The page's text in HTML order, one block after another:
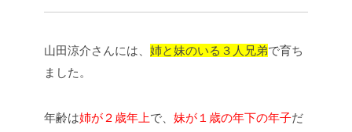
山田涼介さんには、 姉と妹のいる３人兄弟で育ち
ました。
年齢は姉が２歳年上で、 妹が１歳の年下の年子だ